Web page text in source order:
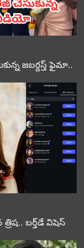
జబర్దస్త్ ఫైమా..
బర్త్‌డే విషెస్